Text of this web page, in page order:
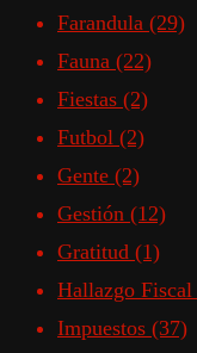
Farandula (29)
Fauna (22)
Fiestas (2)
Futbol (2)
Gente (2)
Gestión (12)
Gratitud (1)
Hallazgo Fiscal
Impuestos (37)